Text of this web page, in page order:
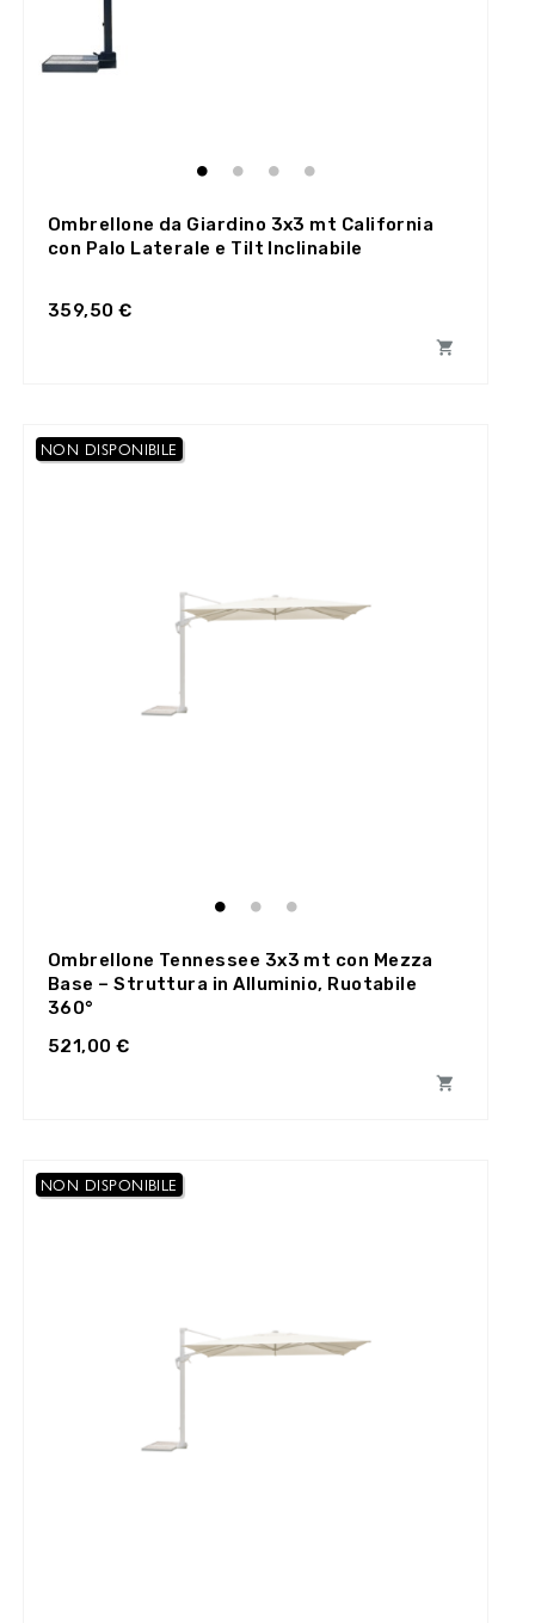
Ombrellone da Giardino 3x3 mt California
con Palo Laterale e Tilt Inclinabile
359,50 €

NON DISPONIBILE
Ombrellone Tennessee 3x3 mt con Mezza
Base – Struttura in Alluminio, Ruotabile
360°
521,00 €

NON DISPONIBILE